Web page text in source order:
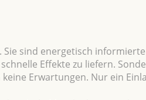
Sie sind energetisch
Effekte zu liefern.
Erwartungen. Nur ein